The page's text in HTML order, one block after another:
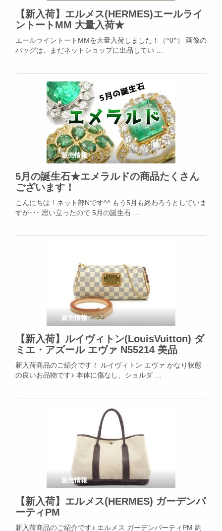
【新入荷】エルメス(HERMES)エールライ
ントートMM 大量入荷★
エールライントートMMを大量入荷しました！（^0^） 画像の
バッグは、まだネットショップに出品してい …
販売情報
5月の誕生石★エメラルドの商品たくさん
ございます！
こんにちは！ネット部Nです^^ もう5月も終わろうとしていま
すが･･･ 思い立ったので 5月の誕生石 …
販売情報
【新入荷】ルイヴィトン(LouisVuitton) ダ
ミエ・アズール エヴァ N55214 美品
新入荷商品のご紹介です！ ルイヴィトン エヴァ かなり状態
の良いお品物です♪ 本体に傷なし、ショルダ …
販売情報
【新入荷】エルメス(HERMES) ガーデンパ
ーティPM
新入荷商品のご紹介です♪ エルメス ガーデンパーティPM 約